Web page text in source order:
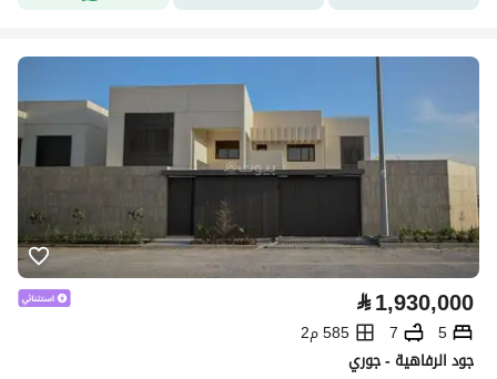
⃁1,930,000
5
7
585 م2
جود الرفاهية - جوري